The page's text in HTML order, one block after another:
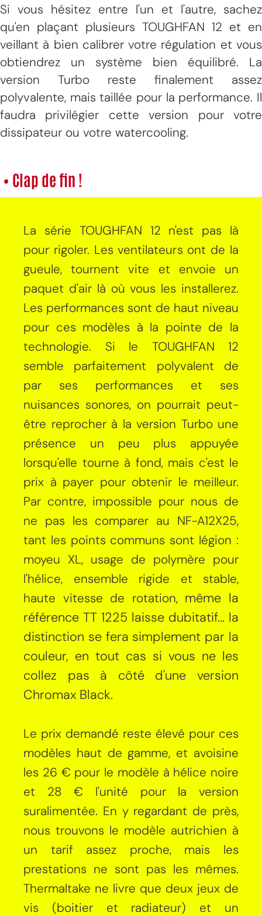
Si vous hésitez entre l'un et l'autre, sachez
qu'en plaçant plusieurs TOUGHFAN 12 et en
veillant à bien calibrer votre régulation et vous
obtiendrez un système bien équilibré. La
version Turbo reste finalement assez
polyvalente, mais taillée pour la performance. Il
faudra privilégier cette version pour votre
dissipateur ou votre watercooling.
• Clap de fin !
La série TOUGHFAN 12 n'est pas là
pour rigoler. Les ventilateurs ont de la
gueule, tournent vite et envoie un
paquet d'air là où vous les installerez.
Les performances sont de haut niveau
pour ces modèles à la pointe de la
technologie. Si le TOUGHFAN 12
semble parfaitement polyvalent de
par ses performances et ses
nuisances sonores, on pourrait peut-
être reprocher à la version Turbo une
présence un peu plus appuyée
lorsqu'elle tourne à fond, mais c'est le
prix à payer pour obtenir le meilleur.
Par contre, impossible pour nous de
ne pas les comparer au NF-A12X25,
tant les points communs sont légion :
moyeu XL, usage de polymère pour
l'hélice, ensemble rigide et stable,
haute vitesse de rotation, même la
référence TT 1225 laisse dubitatif... la
distinction se fera simplement par la
couleur, en tout cas si vous ne les
collez pas à côté d'une version
Chromax Black.
Le prix demandé reste élevé pour ces
modèles haut de gamme, et avoisine
les 26 € pour le modèle à hélice noire
et 28 € l'unité pour la version
suralimentée. En y regardant de près,
nous trouvons le modèle autrichien à
un tarif assez proche, mais les
prestations ne sont pas les mêmes.
Thermaltake ne livre que deux jeux de
vis (boitier et radiateur) et un